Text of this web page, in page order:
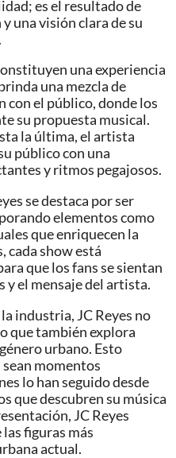
es el resultado de
una visión clara de su
una experiencia
una mezcla de
con el público, donde los
su propuesta musical.
la última, el artista
público con una
y ritmos pegajosos.
se destaca por ser
elementos como
que enriquecen la
cada show está
que los fans se sientan
y el mensaje del artista.
industria, JC Reyes no
que también explora
urbano. Esto
momentos
lo han seguido desde
que descubren su música
JC Reyes
figuras más
actual.